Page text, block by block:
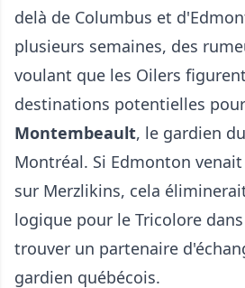
delà de Columbus et
plusieurs semaines, des
voulant que les Oilers
destinations potentielles pour
Montembeault, le gardien
Montréal. Si Edmonton
sur Merzlikins, cela
logique pour le Tricolore
trouver un partenaire
gardien québécois.